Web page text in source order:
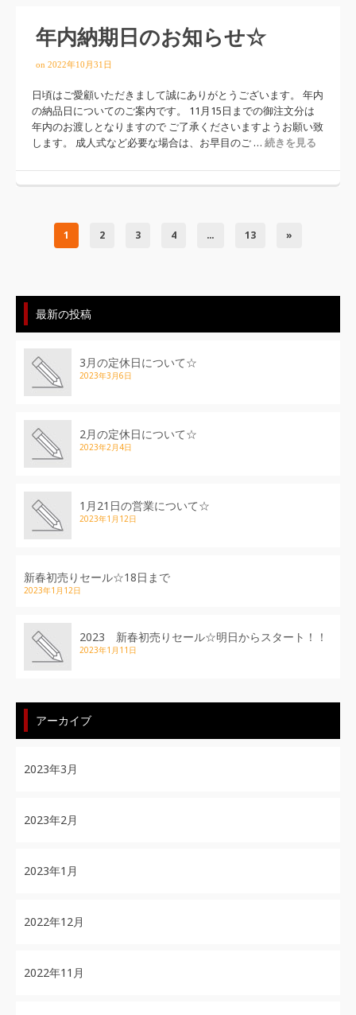
年内納期日のお知らせ☆
on 2022年10月31日
日頃はご愛顧いただきまして誠にありがとうございます。 年内
の納品日についてのご案内です。 11月15日までの御注文分は
年内のお渡しとなりますので ご了承くださいますようお願い致
します。 成人式など必要な場合は、お早目のご … 続きを見る
1 2 3 4 … 13 »
最新の投稿
3月の定休日について☆
2023年3月6日
2月の定休日について☆
2023年2月4日
1月21日の営業について☆
2023年1月12日
新春初売りセール☆18日まで
2023年1月12日
2023 新春初売りセール☆明日からスタート！！
2023年1月11日
アーカイブ
2023年3月
2023年2月
2023年1月
2022年12月
2022年11月